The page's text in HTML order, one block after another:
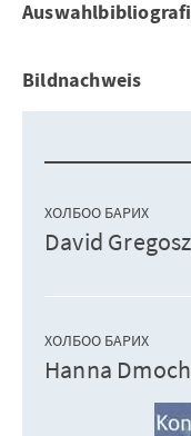
Bildnachweis
ХОЛБОО БАРИХ
David Gregosz
ХОЛБОО БАРИХ
Hanna